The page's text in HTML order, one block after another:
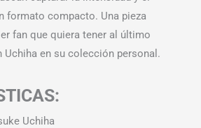
formato compacto. Una pieza
fan que quiera tener al último
Uchiha en su colección personal.
Uchiha